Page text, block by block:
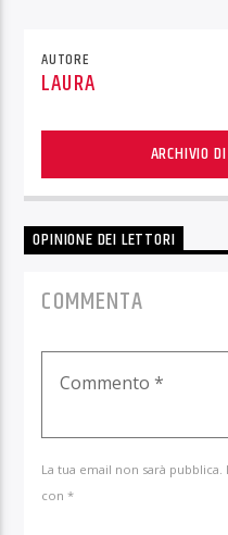
AUTORE
LAURA
ARCHIVIO
OPINIONE DEI LETTORI
COMMENTA
La tua email non sarà
con *